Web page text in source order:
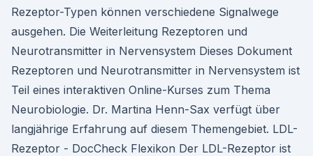
Rezeptor-Typen können verschiedene Signalwege
ausgehen. Die Weiterleitung Rezeptoren und
Neurotransmitter in Nervensystem Dieses Dokument
Rezeptoren und Neurotransmitter in Nervensystem ist
Teil eines interaktiven Online-Kurses zum Thema
Neurobiologie. Dr. Martina Henn-Sax verfügt über
langjährige Erfahrung auf diesem Themengebiet. LDL-
Rezeptor - DocCheck Flexikon Der LDL-Rezeptor ist